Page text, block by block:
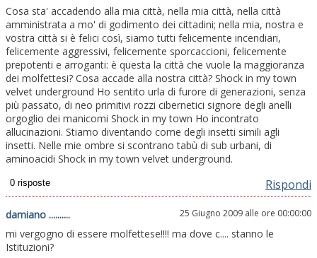
Cosa sta' accadendo alla mia città, nella mia città, nella città
amministrata a mo' di godimento dei cittadini; nella mia, nostra e
vostra città si è felici così, siamo tutti felicemente incendiari,
felicemente aggressivi, felicemente sporcaccioni, felicemente
prepotenti e arroganti: è questa la città che vuole la maggioranza
dei molfettesi? Cosa accade alla nostra città? Shock in my town
velvet underground Ho sentito urla di furore di generazioni, senza
più passato, di neo primitivi rozzi cibernetici signore degli anelli
orgoglio dei manicomi Shock in my town Ho incontrato
allucinazioni. Stiamo diventando come degli insetti simili agli
insetti. Nelle mie ombre si scontrano tabù di sub urbani, di
aminoacidi Shock in my town velvet underground.
Rispondi
damiano .......... 25 Giugno 2009 alle ore 00:00:00
mi vergogno di essere molfettese!!!! ma dove c.... stanno le
Istituzioni?